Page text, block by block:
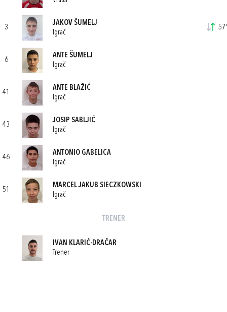
3
JAKOV ŠUMELJ
Igrač
57'
6
ANTE ŠUMELJ
Igrač
41
ANTE BLAŽIĆ
Igrač
43
JOSIP SABLJIĆ
Igrač
46
ANTONIO GABELICA
Igrač
51
MARCEL JAKUB SIECZKOWSKI
Igrač
TRENER
IVAN KLARIĆ-DRAČAR
Trener